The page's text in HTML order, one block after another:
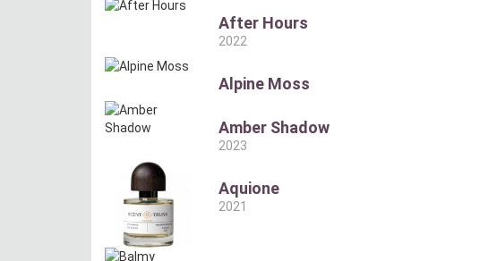
After Hours
2022
Alpine Moss
Amber Shadow
2023
Aquione
2021